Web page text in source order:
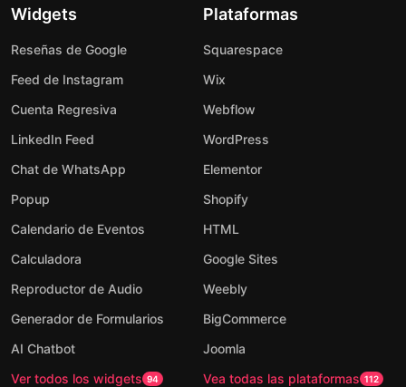
Widgets
Reseñas de Google
Feed de Instagram
Cuenta Regresiva
LinkedIn Feed
Chat de WhatsApp
Popup
Calendario de Eventos
Calculadora
Reproductor de Audio
Generador de Formularios
AI Chatbot
Ver todos los widgets 94
Plataformas
Squarespace
Wix
Webflow
WordPress
Elementor
Shopify
HTML
Google Sites
Weebly
BigCommerce
Joomla
Vea todas las plataformas 112